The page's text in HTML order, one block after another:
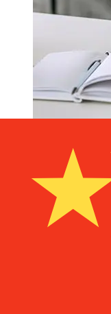
À quelle
Aedificium
Les délais de
avec Aedificium
selon le mode de
transaction. En
internationaux